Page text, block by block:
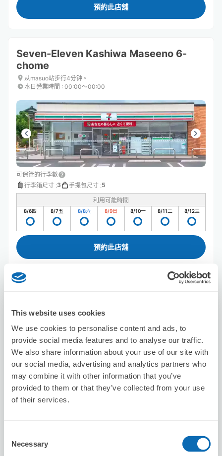
This website uses cookies
We use cookies to personalise content and ads, to
provide social media features and to analyse our traffic.
We also share information about your use of our site with
our social media, advertising and analytics partners who
may combine it with other information that you’ve
provided to them or that they’ve collected from your use
of their services.
Selection
Necessary
預約此店舖
Seven-Eleven Kashiwa Maseeno 6-
chome
从masuo站步行4分钟。
本日營業時間 : 00:00〜00:00
可保管的行李數
行李箱尺寸 :3 手提包尺寸 :5
利用可能時間
8/6四 8/7五 8/8六 8/9日 8/10一 8/11二 8/12三
預約此店舖
本日營業時間: 關閉
可保管的行李數
8/12 三